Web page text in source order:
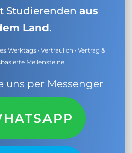
Studierenden aus
Land.
Werktags · Vertraulich · Vertrag &
Meilensteine
uns per Messenger